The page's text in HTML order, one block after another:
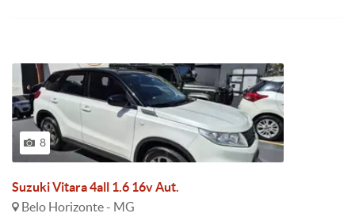
8
Suzuki Vitara 4all 1.6 16v Aut.
Belo Horizonte - MG